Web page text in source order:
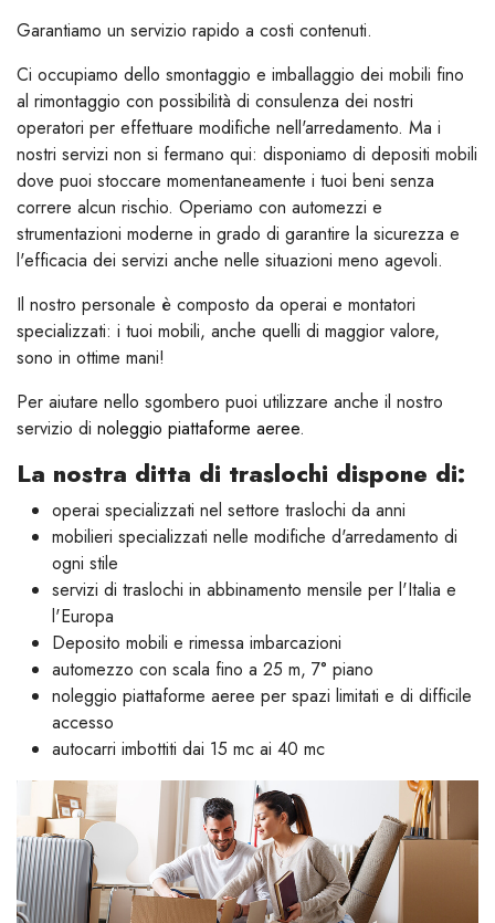
Garantiamo un servizio rapido a costi contenuti.
Ci occupiamo dello smontaggio e imballaggio dei mobili fino
al rimontaggio con possibilità di consulenza dei nostri
operatori per effettuare modifiche nell'arredamento. Ma i
nostri servizi non si fermano qui: disponiamo di depositi mobili
dove puoi stoccare momentaneamente i tuoi beni senza
correre alcun rischio. Operiamo con automezzi e
strumentazioni moderne in grado di garantire la sicurezza e
l'efficacia dei servizi anche nelle situazioni meno agevoli.
Il nostro personale è composto da operai e montatori
specializzati: i tuoi mobili, anche quelli di maggior valore,
sono in ottime mani!
Per aiutare nello sgombero puoi utilizzare anche il nostro
servizio di noleggio piattaforme aeree.
La nostra ditta di traslochi dispone di:
operai specializzati nel settore traslochi da anni
mobilieri specializzati nelle modifiche d'arredamento di
ogni stile
servizi di traslochi in abbinamento mensile per l'Italia e
l'Europa
Deposito mobili e rimessa imbarcazioni
automezzo con scala fino a 25 m, 7° piano
noleggio piattaforme aeree per spazi limitati e di difficile
accesso
autocarri imbottiti dai 15 mc ai 40 mc